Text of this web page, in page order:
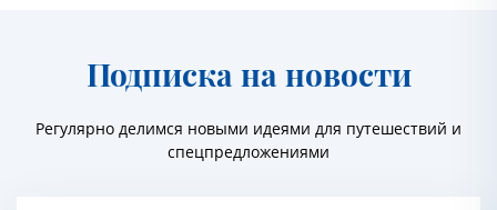
Подписка на новости
Регулярно делимся новыми идеями для путешествий и
спецпредложениями